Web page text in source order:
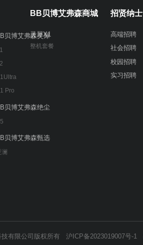
贝博艾弗森灵犀
Pro
贝博艾弗森绝尘
贝博艾弗森甄选
澜
BB贝博艾弗森商城
灵犀X1
整机套餐
招贤纳士
高端招聘
社会招聘
校园招聘
实习招聘
技有限公司版权所有沪ICP备2023019007号-1